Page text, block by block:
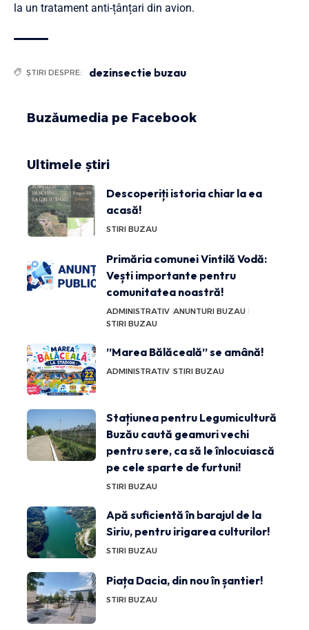
la un tratament anti-țânțari din avion.
ȘTIRI DESPRE: dezinsectie buzau
Buzăumedia pe Facebook
Ultimele știri
Descoperiți istoria chiar la ea
acasă!
STIRI BUZAU
Primăria comunei Vintilă Vodă:
Vești importante pentru
comunitatea noastră!
ADMINISTRATIV ANUNTURI BUZAU
STIRI BUZAU
”Marea Bălăceală” se amână!
ADMINISTRATIV STIRI BUZAU
Stațiunea pentru Legumicultură
Buzău caută geamuri vechi
pentru sere, ca să le înlocuiască
pe cele sparte de furtuni!
STIRI BUZAU
Apă suficientă în barajul de la
Siriu, pentru irigarea culturilor!
STIRI BUZAU
Piața Dacia, din nou în șantier!
STIRI BUZAU